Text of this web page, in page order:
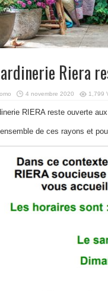
Riera
4 novembre 2020 1,799
RIERA reste ouverte
de ces rayons et